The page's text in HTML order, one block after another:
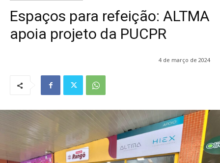
Espaços para refeição: ALTMA
apoia projeto da PUCPR
4 de março de 2024